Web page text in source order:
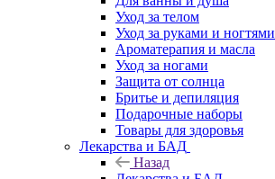
Уход за телом
Уход за руками и ногтями
Ароматерапия и масла
Уход за ногами
Защита от солнца
Бритье и депиляция
Подарочные наборы
Товары для здоровья
Лекарства и БАД
Назад